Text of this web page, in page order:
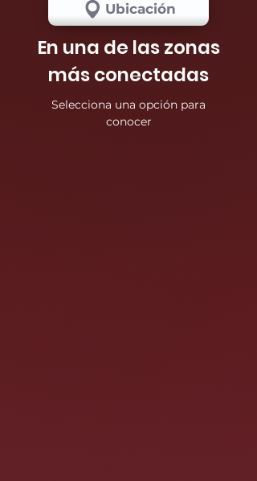
Ubicación
En una de las zonas
más conectadas
Selecciona una opción para
conocer